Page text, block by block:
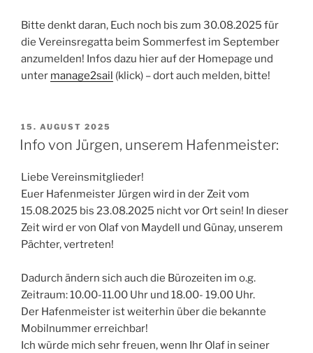
Bitte denkt daran, Euch noch bis zum 30.08.2025 für
die Vereinsregatta beim Sommerfest im September
anzumelden! Infos dazu hier auf der Homepage und
unter manage2sail (klick) – dort auch melden, bitte!
VERÖFFENTLICHT
AM
15. AUGUST 2025
Info von Jürgen, unserem Hafenmeister:
Liebe Vereinsmitglieder!
Euer Hafenmeister Jürgen wird in der Zeit vom
15.08.2025 bis 23.08.2025 nicht vor Ort sein! In dieser
Zeit wird er von Olaf von Maydell und Günay, unserem
Pächter, vertreten!
Dadurch ändern sich auch die Bürozeiten im o.g.
Zeitraum: 10.00-11.00 Uhr und 18.00- 19.00 Uhr.
Der Hafenmeister ist weiterhin über die bekannte
Mobilnummer erreichbar!
Ich würde mich sehr freuen, wenn Ihr Olaf in seiner